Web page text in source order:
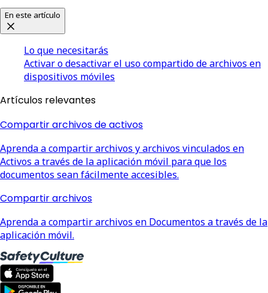
En este artículo
Lo que necesitarás
Activar o desactivar el uso compartido de archivos en
dispositivos móviles
Artículos relevantes
Compartir archivos de activos
Aprenda a compartir archivos y archivos vinculados en
Activos a través de la aplicación móvil para que los
documentos sean fácilmente accesibles.
Compartir archivos
Aprenda a compartir archivos en Documentos a través de la
aplicación móvil.